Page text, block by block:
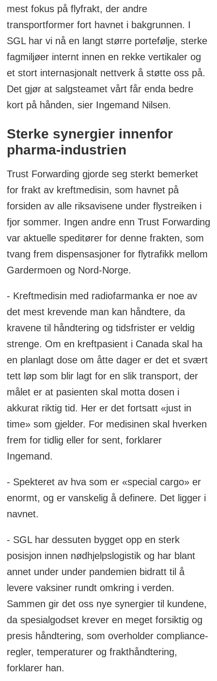
mest fokus på flyfrakt, der andre
transportformer fort havnet i bakgrunnen. I
SGL har vi nå en langt større portefølje, sterke
fagmiljøer internt innen en rekke vertikaler og
et stort internasjonalt nettverk å støtte oss på.
Det gjør at salgsteamet vårt får enda bedre
kort på hånden, sier Ingemand Nilsen.
Sterke synergier innenfor
pharma-industrien
Trust Forwarding gjorde seg sterkt bemerket
for frakt av kreftmedisin, som havnet på
forsiden av alle riksavisene under flystreiken i
fjor sommer. Ingen andre enn Trust Forwarding
var aktuelle speditører for denne frakten, som
tvang frem dispensasjoner for flytrafikk mellom
Gardermoen og Nord-Norge.
- Kreftmedisin med radiofarmanka er noe av
det mest krevende man kan håndtere, da
kravene til håndtering og tidsfrister er veldig
strenge. Om en kreftpasient i Canada skal ha
en planlagt dose om åtte dager er det et svært
tett løp som blir lagt for en slik transport, der
målet er at pasienten skal motta dosen i
akkurat riktig tid. Her er det fortsatt «just in
time» som gjelder. For medisinen skal hverken
frem for tidlig eller for sent, forklarer
Ingemand.
- Spekteret av hva som er «special cargo» er
enormt, og er vanskelig å definere. Det ligger i
navnet.
- SGL har dessuten bygget opp en sterk
posisjon innen nødhjelpslogistik og har blant
annet under under pandemien bidratt til å
levere vaksiner rundt omkring i verden.
Sammen gir det oss nye synergier til kundene,
da spesialgodset krever en meget forsiktig og
presis håndtering, som overholder compliance-
regler, temperaturer og frakthåndtering,
forklarer han.